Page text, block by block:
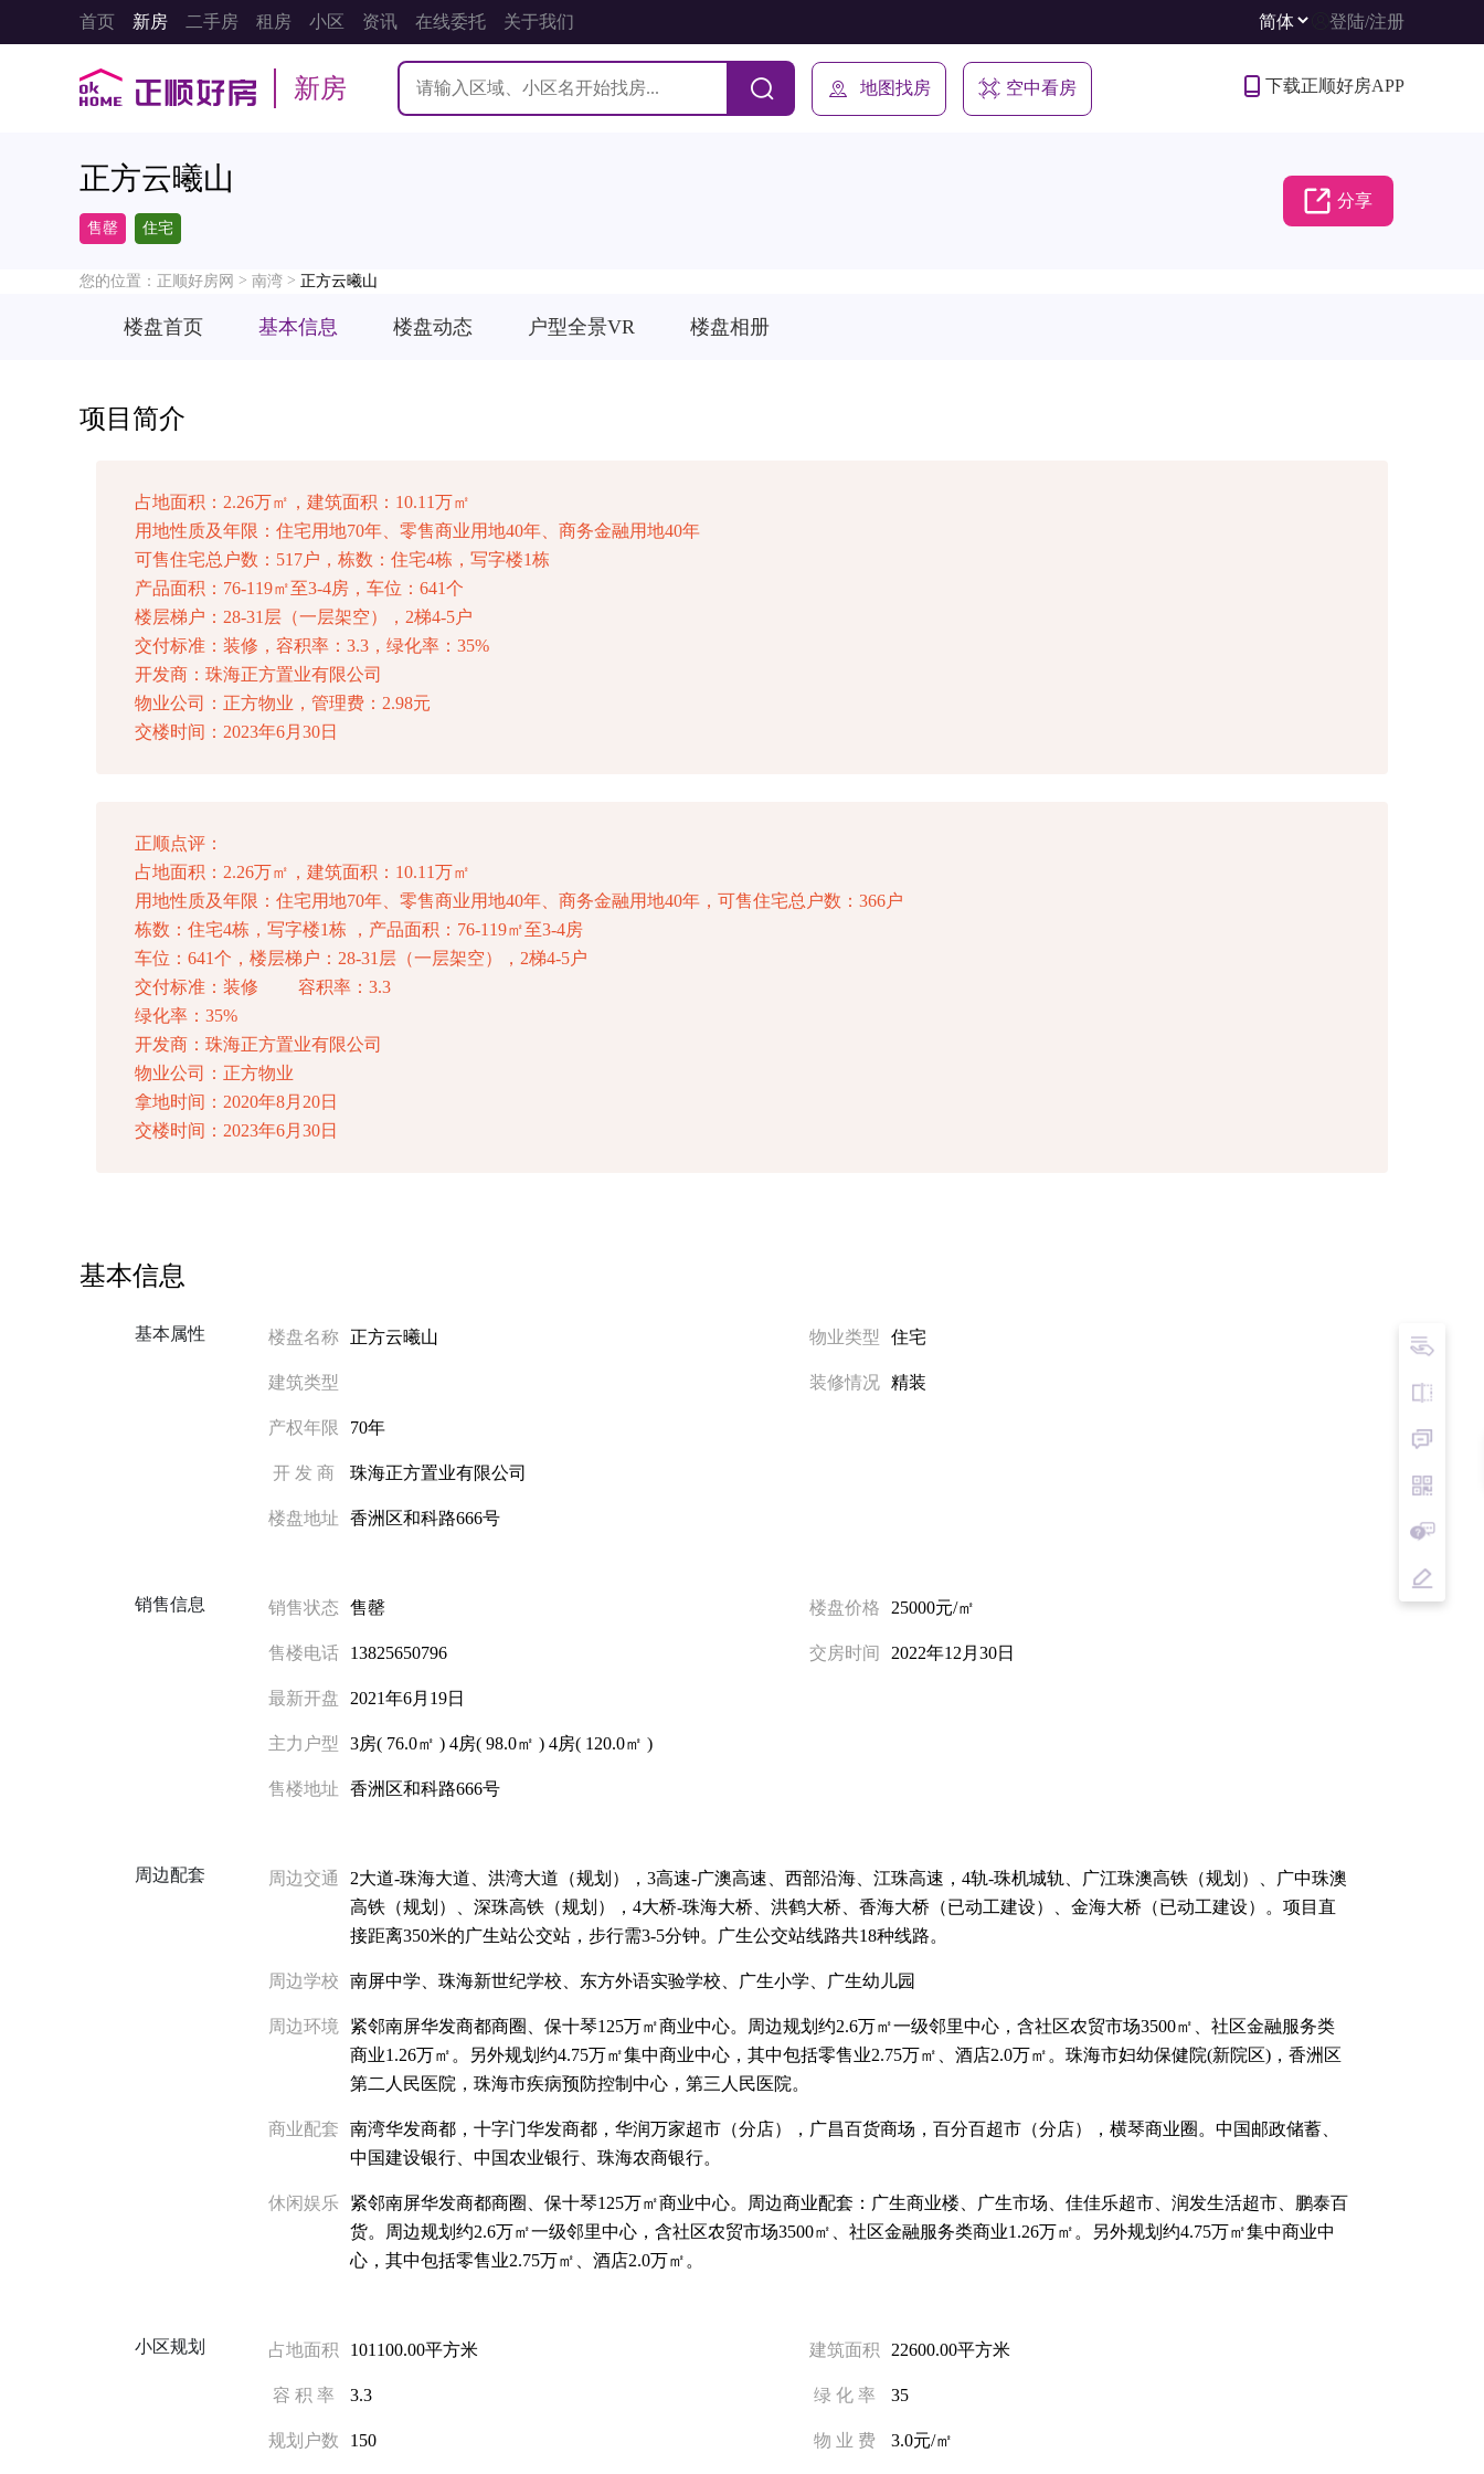
首页 新房 二手房 租房 小区 资讯 在线委托 关于我们 登陆/注册
新房 地图找房 空中看房 下载正顺好房APP
正方云曦山
售罄 住宅
分享
您的位置： 正顺好房网 > 南湾 > 正方云曦山
楼盘首页 基本信息 楼盘动态 户型全景VR 楼盘相册
项目简介
占地面积：2.26万㎡，建筑面积：10.11万㎡
用地性质及年限：住宅用地70年、零售商业用地40年、商务金融用地40年
可售住宅总户数：517户，栋数：住宅4栋，写字楼1栋
产品面积：76-119㎡至3-4房，车位：641个
楼层梯户：28-31层（一层架空），2梯4-5户
交付标准：装修，容积率：3.3，绿化率：35%
开发商：珠海正方置业有限公司
物业公司：正方物业，管理费：2.98元
交楼时间：2023年6月30日
正顺点评：
占地面积：2.26万㎡，建筑面积：10.11万㎡
用地性质及年限：住宅用地70年、零售商业用地40年、商务金融用地40年，可售住宅总户数：366户
栋数：住宅4栋，写字楼1栋 ，产品面积：76-119㎡至3-4房
车位：641个，楼层梯户：28-31层（一层架空），2梯4-5户
交付标准：装修 容积率：3.3
绿化率：35%
开发商：珠海正方置业有限公司
物业公司：正方物业
拿地时间：2020年8月20日
交楼时间：2023年6月30日
基本信息
基本属性 楼盘名称 正方云曦山 物业类型 住宅
建筑类型 装修情况 精装
产权年限 70年
开 发 商 珠海正方置业有限公司
楼盘地址 香洲区和科路666号
销售信息 销售状态 售罄 楼盘价格 25000元/㎡
售楼电话 13825650796 交房时间 2022年12月30日
最新开盘 2021年6月19日
主力户型 3房( 76.0㎡ ) 4房( 98.0㎡ ) 4房( 120.0㎡ )
售楼地址 香洲区和科路666号
周边配套 周边交通
2大道-珠海大道、洪湾大道（规划），3高速-广澳高速、西部沿海、江珠高速，4轨-珠机城轨、广江珠澳高铁（规划）、广中珠澳
高铁（规划）、深珠高铁（规划），4大桥-珠海大桥、洪鹤大桥、香海大桥（已动工建设）、金海大桥（已动工建设）。项目直
接距离350米的广生站公交站，步行需3-5分钟。广生公交站线路共18种线路。
周边学校 南屏中学、珠海新世纪学校、东方外语实验学校、广生小学、广生幼儿园
周边环境
紧邻南屏华发商都商圈、保十琴125万㎡商业中心。周边规划约2.6万㎡一级邻里中心，含社区农贸市场3500㎡、社区金融服务类
商业1.26万㎡。另外规划约4.75万㎡集中商业中心，其中包括零售业2.75万㎡、酒店2.0万㎡。珠海市妇幼保健院(新院区)，香洲区
第二人民医院，珠海市疾病预防控制中心，第三人民医院。
商业配套
南湾华发商都，十字门华发商都，华润万家超市（分店），广昌百货商场，百分百超市（分店），横琴商业圈。中国邮政储蓄、
中国建设银行、中国农业银行、珠海农商银行。
休闲娱乐
紧邻南屏华发商都商圈、保十琴125万㎡商业中心。周边商业配套：广生商业楼、广生市场、佳佳乐超市、润发生活超市、鹏泰百
货。周边规划约2.6万㎡一级邻里中心，含社区农贸市场3500㎡、社区金融服务类商业1.26万㎡。另外规划约4.75万㎡集中商业中
心，其中包括零售业2.75万㎡、酒店2.0万㎡。
小区规划 占地面积 101100.00平方米 建筑面积 22600.00平方米
容 积 率 3.3 绿 化 率 35
规划户数 150 物 业 费 3.0元/㎡